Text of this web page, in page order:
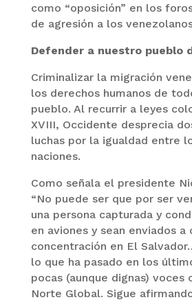
como “oposición” en los
de agresión a los
Defender a nuestro pueblo
Criminalizar la migración
los derechos humanos de
pueblo. Al recurrir a leyes
XVIII, Occidente desprecia
luchas por la igualdad entre
naciones.
Como señala el presidente
“No puede ser que por ser
una persona capturada y
en aviones y sean enviados a
concentración en El
lo que ha pasado en los
pocas (aunque dignas) voces
Norte Global. Sigue